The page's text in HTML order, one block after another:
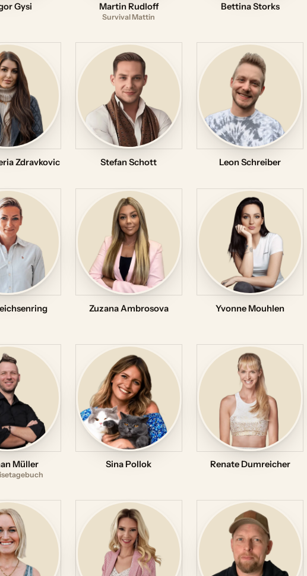
Gysi Martin Rudloff
Survival Mattin
Bettina Storks
Zdravkovic Stefan Schott Leon Schreiber
Zuzana Ambrosova Yvonne Mouhlen
Müller Sina Pollok Renate Dumreicher